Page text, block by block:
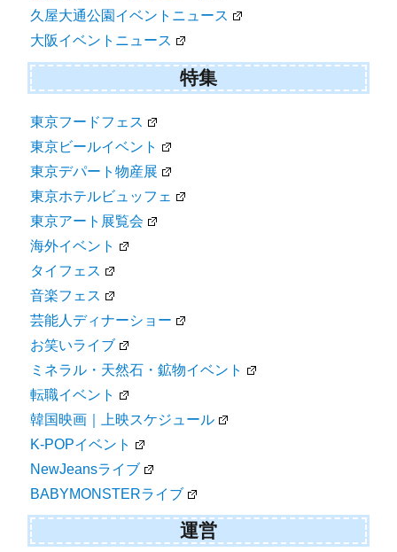
久屋大通公園イベントニュース
大阪イベントニュース
特集
東京フードフェス
東京ビールイベント
東京デパート物産展
東京ホテルビュッフェ
東京アート展覧会
海外イベント
タイフェス
音楽フェス
芸能人ディナーショー
お笑いライブ
ミネラル・天然石・鉱物イベント
転職イベント
韓国映画｜上映スケジュール
K-POPイベント
NewJeansライブ
BABYMONSTERライブ
運営